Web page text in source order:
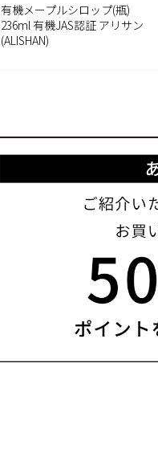
有機メープルシロップ(瓶)
236ml 有機JAS認証 アリサン
(ALISHAN)